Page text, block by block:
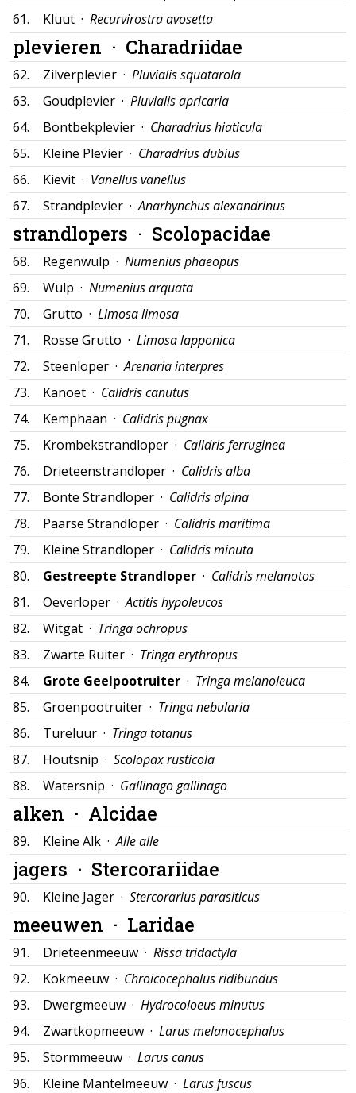
61.
Kluut · Recurvirostra avosetta
plevieren · Charadriidae
62. Zilverplevier · Pluvialis squatarola
63.
Goudplevier · Pluvialis apricaria
64.
Bontbekplevier · Charadrius hiaticula
65.
Kleine Plevier · Charadrius dubius
66.
Kievit · Vanellus vanellus
67.
Strandplevier ·Anarhynchus alexandrinus
strandlopers · Scolopacidae
68. Regenwulp · Numenius phaeopus
69.
Wulp · Numenius arquata
70.
Grutto · Limosa limosa
71.
Rosse Grutto · Limosa lapponica
72.
Steenloper ·Arenaria interpres
73.
Kanoet · Calidris canutus
74.
Kemphaan · Calidris pugnax
75.
Krombekstrandloper · Calidris ferruginea
76.
Drieteenstrandloper · Calidris alba
77.
Bonte Strandloper · Calidris alpina
78.
Paarse Strandloper · Calidris maritima
79.
Kleine Strandloper · Calidris minuta
80.
Gestreepte Strandloper · Calidris melanotos
81.
Oeverloper ·Actitis hypoleucos
82.
Witgat · Tringa ochropus
83.
Zwarte Ruiter · Tringa erythropus
84.
Grote Geelpootruiter · Tringa melanoleuca
85.
Groenpootruiter · Tringa nebularia
86.
Tureluur · Tringa totanus
87.
Houtsnip · Scolopax rusticola
88.
Watersnip · Gallinago gallinago
alken · Alcidae
89. Kleine Alk ·Alle alle
jagers · Stercorariidae
90. Kleine Jager · Stercorarius parasiticus
meeuwen · Laridae
91. Drieteenmeeuw · Rissa tridactyla
92.
Kokmeeuw · Chroicocephalus ridibundus
93.
Dwergmeeuw · Hydrocoloeus minutus
94.
Zwartkopmeeuw · Larus melanocephalus
95.
Stormmeeuw · Larus canus
96.
Kleine Mantelmeeuw · Larus fuscus